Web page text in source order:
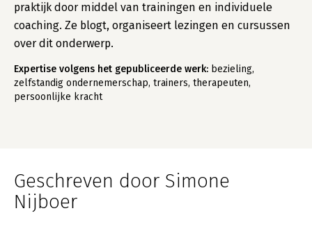
praktijk door middel van trainingen en individuele
coaching. Ze blogt, organiseert lezingen en cursussen
over dit onderwerp.
Expertise volgens het gepubliceerde werk: bezieling,
zelfstandig ondernemerschap, trainers, therapeuten,
persoonlijke kracht
Geschreven door Simone
Nijboer